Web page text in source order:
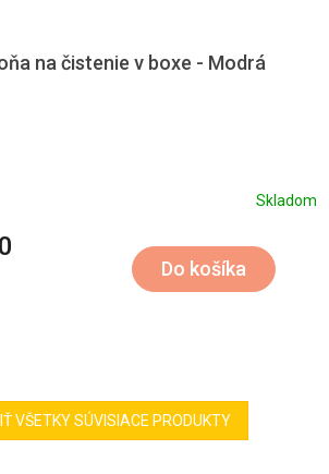
na čistenie v boxe - Modrá
Skladom
Do košíka
VŠETKY SÚVISIACE PRODUKTY